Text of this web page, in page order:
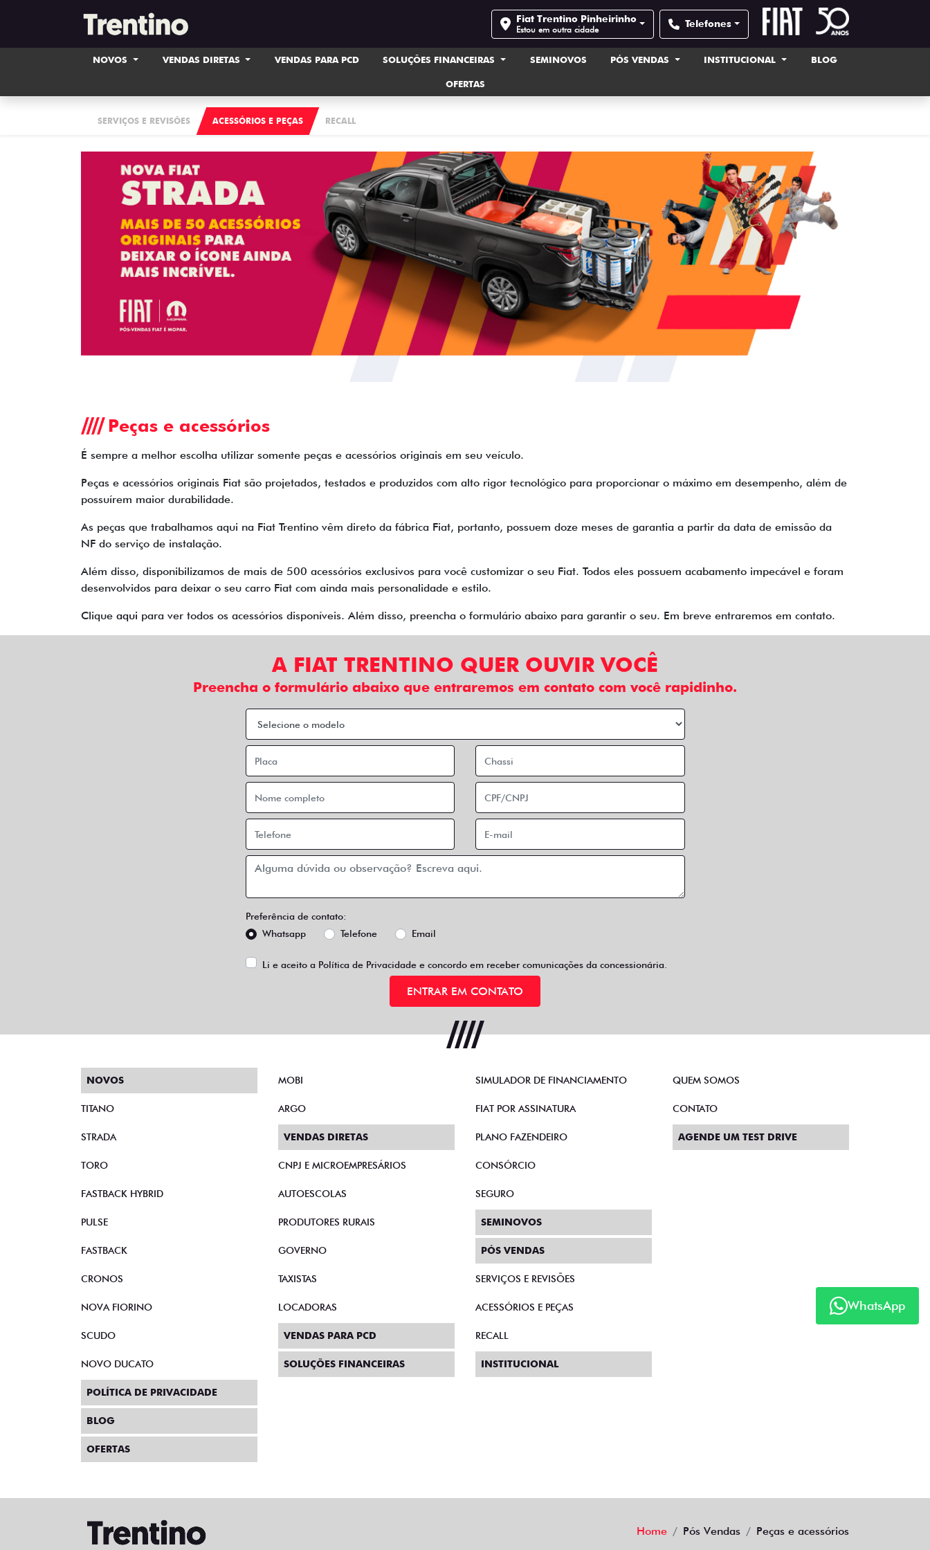
Fiat Trentino Pinheirinho
Estou em outra cidade Telefones
NOVOS VENDAS DIRETAS VENDAS PARA PCD SOLUÇÕES FINANCEIRAS SEMINOVOS PÓS VENDAS INSTITUCIONAL BLOG
OFERTAS
SERVIÇOS E REVISÕES ACESSÓRIOS E PEÇAS RECALL
Peças e acessórios
É sempre a melhor escolha utilizar somente peças e acessórios originais em seu veículo.
Peças e acessórios originais Fiat são projetados, testados e produzidos com alto rigor tecnológico para proporcionar o máximo em desempenho, além de
possuírem maior durabilidade.
As peças que trabalhamos aqui na Fiat Trentino vêm direto da fábrica Fiat, portanto, possuem doze meses de garantia a partir da data de emissão da
NF do serviço de instalação.
Além disso, disponibilizamos de mais de 500 acessórios exclusivos para você customizar o seu Fiat. Todos eles possuem acabamento impecável e foram
desenvolvidos para deixar o seu carro Fiat com ainda mais personalidade e estilo.
Clique aqui para ver todos os acessórios disponíveis. Além disso, preencha o formulário abaixo para garantir o seu. Em breve entraremos em contato.
A FIAT TRENTINO QUER OUVIR VOCÊ
Preencha o formulário abaixo que entraremos em contato com você rapidinho.
Preferência de contato:
Whatsapp
Telefone Email
Li e aceito a Política de Privacidadee concordo em receber comunicações da concessionária.
ENTRAR EM CONTATO
WhatsApp
NOVOS
TITANO
STRADA
TORO
FASTBACK HYBRID
PULSE
FASTBACK
CRONOS
NOVA FIORINO
SCUDO
NOVO DUCATO
MOBI
ARGO
VENDAS DIRETAS
CNPJ E MICROEMPRESÁRIOS
AUTOESCOLAS
PRODUTORES RURAIS
GOVERNO
TAXISTAS
LOCADORAS
VENDAS PARA PCD
SOLUÇÕES FINANCEIRAS
SIMULADOR DE FINANCIAMENTO
FIAT POR ASSINATURA
PLANO FAZENDEIRO
CONSÓRCIO
SEGURO
SEMINOVOS
PÓS VENDAS
SERVIÇOS E REVISÕES
ACESSÓRIOS E PEÇAS
RECALL
INSTITUCIONAL
QUEM SOMOS
CONTATO
AGENDE UM TEST DRIVE
POLÍTICA DE PRIVACIDADE
BLOG
OFERTAS
Home Pós Vendas Peças e acessórios